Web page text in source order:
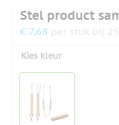
Stel product
€ 7,68 per stuk bij
Kies kleur